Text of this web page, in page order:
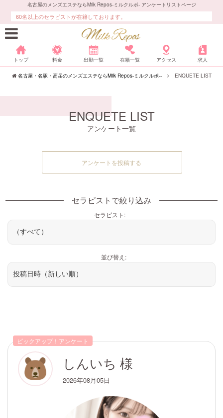
名古屋のメンズエステならMilk Repos-ミルクルポ- アンケートリストページ
60名以上のセラピストが在籍しております。
本格エステ・マッサージにより、最上級の癒しをご提供いたします。
トップ 料金 出勤一覧 在籍一覧 アクセス 求人
名古屋・名駅・高岳のメンズエステならMilk Repos-ミルクルポ-- ENQUETE LIST
ENQUETE LIST
アンケート一覧
アンケートを投稿する
セラピストで絞り込み
セラピスト:
並び替え:
ピックアップ！アンケート
しんいち 様
2026年08月05日